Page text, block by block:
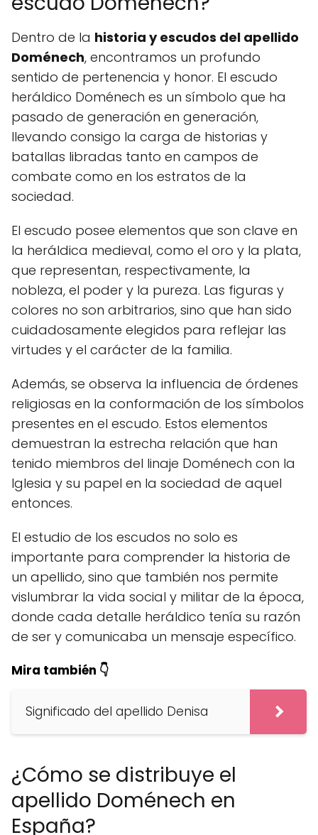
Dentro de la historia y escudos del apellido
Doménech, encontramos un profundo
sentido de pertenencia y honor. El escudo
heráldico Doménech es un símbolo que ha
pasado de generación en generación,
llevando consigo la carga de historias y
batallas libradas tanto en campos de
combate como en los estratos de la
sociedad.
El escudo posee elementos que son clave en
la heráldica medieval, como el oro y la plata,
que representan, respectivamente, la
nobleza, el poder y la pureza. Las figuras y
colores no son arbitrarios, sino que han sido
cuidadosamente elegidos para reflejar las
virtudes y el carácter de la familia.
Además, se observa la influencia de órdenes
religiosas en la conformación de los símbolos
presentes en el escudo. Estos elementos
demuestran la estrecha relación que han
tenido miembros del linaje Doménech con la
Iglesia y su papel en la sociedad de aquel
entonces.
El estudio de los escudos no solo es
importante para comprender la historia de
un apellido, sino que también nos permite
vislumbrar la vida social y militar de la época,
donde cada detalle heráldico tenía su razón
de ser y comunicaba un mensaje específico.
Mira también 👇
Significado del apellido Denisa
¿Cómo se distribuye el
apellido Doménech en
España?